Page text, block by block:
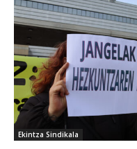
Ekintza Sindikala